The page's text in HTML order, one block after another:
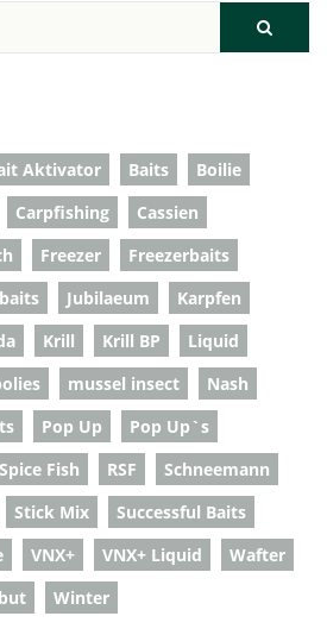
Aktivator Baits
Boilie
Carpfishing
Cassien
Freezer
Freezerbaits
Jubilaeum
Karpfen
Krill Krill BP
Liquid
mussel insect
Nash
Pop Up
Pop Up`s
Fish RSF
Schneemann
Stick Mix
Successful Baits
VNX+ VNX+ Liquid
Wafter
Winter